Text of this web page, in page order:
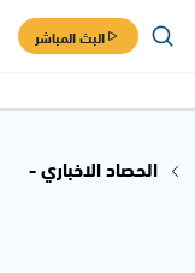
البث المباشر
الحصاد الاخباري -